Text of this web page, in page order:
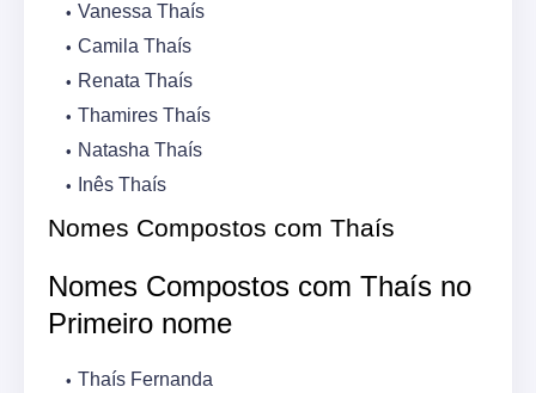
Vanessa Thaís
Camila Thaís
Renata Thaís
Thamires Thaís
Natasha Thaís
Inês Thaís
Nomes Compostos com Thaís
Nomes Compostos com Thaís no
Primeiro nome
Thaís Fernanda